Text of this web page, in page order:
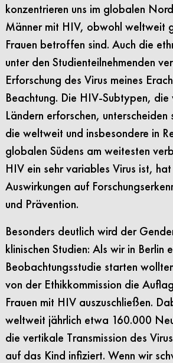
konzentrieren uns im globalen
Männer mit HIV, obwohl weltweit
Frauen betroffen sind. Auch die
unter den Studienteilnehmenden
Erforschung des Virus meines
Beachtung. Die HIV-Subtypen, die
Ländern erforschen, unterscheiden
die weltweit und insbesondere in
globalen Südens am weitesten
HIV ein sehr variables Virus ist,
Auswirkungen auf
und Prävention.
Besonders deutlich wird der
klinischen Studien: Als wir in Berlin
Beobachtungsstudie starten
von der Ethikkommission die
Frauen mit HIV auszuschließen.
weltweit jährlich etwa 160.000
die vertikale Transmission des
auf das Kind infiziert. Wenn wir